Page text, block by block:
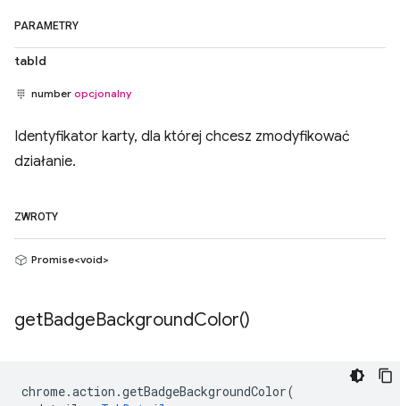
PARAMETRY
tabId
number opcjonalny
Identyfikator karty, dla której chcesz zmodyfikować
działanie.
ZWROTY
Promise<void>
getBadgeBackgroundColor()
chrome.action .getBadgeBackgroundColor(